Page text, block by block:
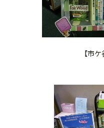
【市